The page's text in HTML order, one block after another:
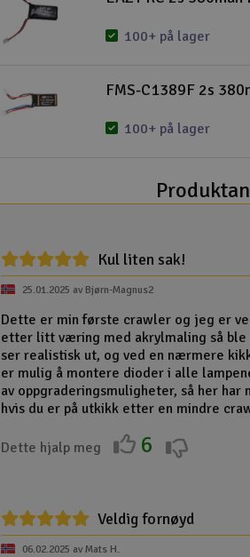
100+ på lager
FMS-C1389F 2s
100+ på lager
Kul liten sak!
25.01.2025 av Bjørn-Magnus2
Dette er min første crawler og jeg er
etter litt væring med akrylmaling så ble
ser realistisk ut, og ved en nærmere
er mulig å montere dioder i alle
av oppgraderingsmuligheter, så her
hvis du er på utkikk etter en mindre
Dette hjalp meg 6
Veldig fornøyd
06.02.2025 av Mats H.